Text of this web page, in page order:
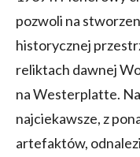
pozwoli na
historycznej
reliktach dawnej
na Westerplatte.
najciekawsze, z
artefaktów,